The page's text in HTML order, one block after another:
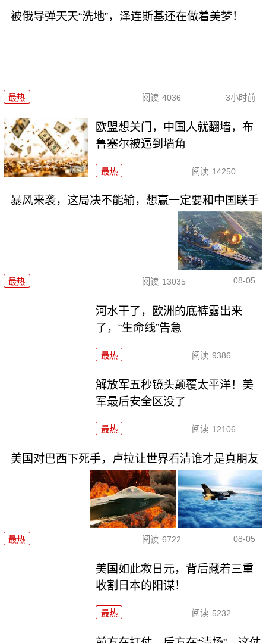
被俄导弹天天“洗地”，泽连斯基还在做着美梦！
最热 阅读 4036 3小时前
欧盟想关门，中国人就翻墙，布
鲁塞尔被逼到墙角
最热 阅读 14250
暴风来袭，这局决不能输，想赢一定要和中国联手
最热 阅读 13035 08-05
河水干了，欧洲的底裤露出来
了，“生命线”告急
最热 阅读 9386
解放军五秒镜头颠覆太平洋！美
军最后安全区没了
最热 阅读 12106
美国对巴西下死手，卢拉让世界看清谁才是真朋友
最热 阅读 6722 08-05
美国如此救日元，背后藏着三重
收割日本的阳谋！
最热 阅读 5232